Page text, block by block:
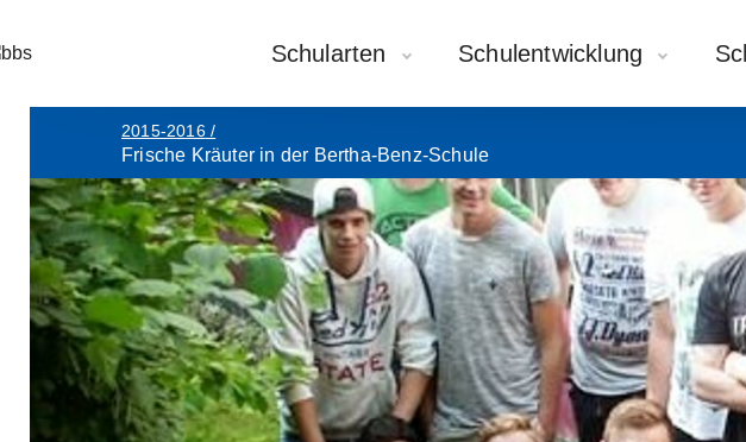
Schularten Schulentwicklung
2015-2016/
Frische Kräuter in der Bertha-Benz-Schule